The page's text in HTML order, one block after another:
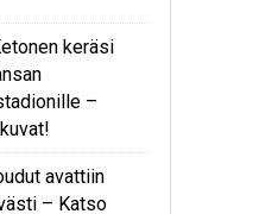
keräsi
–
avattiin
– Katso